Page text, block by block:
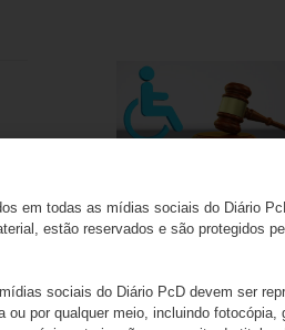
em todas as mídias sociais do Diário
estão reservados e são protegidos
sociais do Diário PcD devem ser
por qualquer meio, incluindo fotocópia,